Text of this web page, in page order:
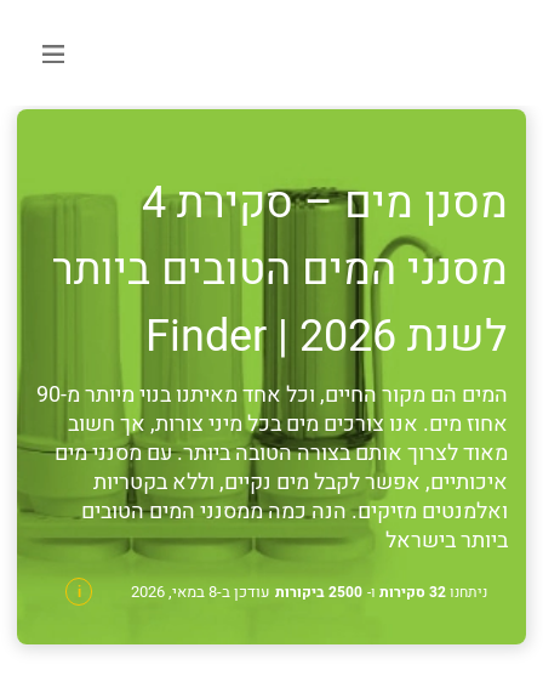
מסנן מים – סקירת 4
מסנני המים הטובים ביותר
לשנת 2026 | Finder
המים הם מקור החיים, וכל אחד מאיתנו בנוי מיותר מ-90
אחוז מים. אנו צורכים מים בכל מיני צורות, אך חשוב
מאוד לצרוך אותם בצורה הטובה ביותר. עם מסנני מים
איכותיים, אפשר לקבל מים נקיים, וללא בקטריות
ואלמנטים מזיקים. הנה כמה ממסנני המים הטובים
ביותר בישראל
ניתחנו32 סקירות ו- 2500 ביקורות i עודכן ב-8 במאי, 2026